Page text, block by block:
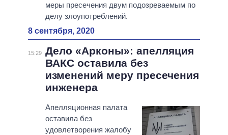
меры пресечения двум подозреваемым по
делу злоупотреблений.
8 сентября, 2020
15:29 Дело «Арконы»: апелляция
ВАКС оставила без
изменений меру пресечения
инженера
Апелляционная палата
оставила без
удовлетворения жалобу